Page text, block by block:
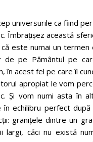
universurile ca fiind
Îmbrațișez această
că este numai un termen
de pe Pământul pe
în acest fel pe care îl
apropiat le vom
Și vom numi asta în
în echilibru perfect
granițele dintre un
largi, căci nu există